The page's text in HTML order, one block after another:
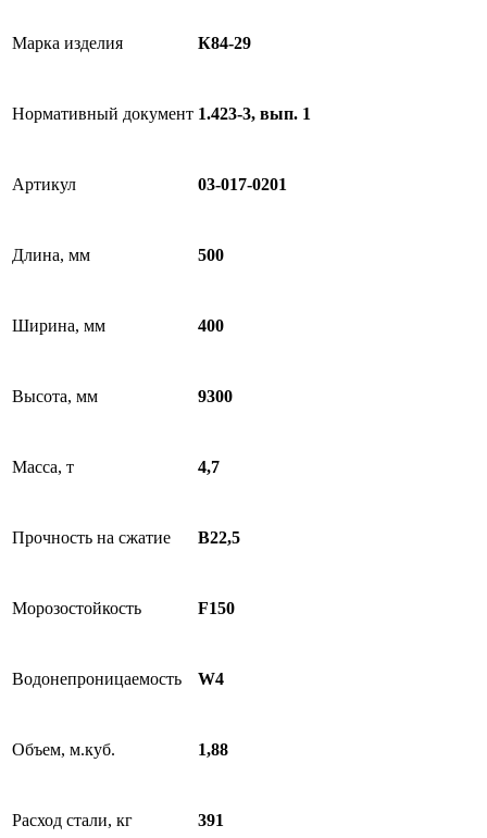
Марка изделия К84-29
Нормативный документ 1.423-3, вып. 1
Артикул 03-017-0201
Длина, мм 500
Ширина, мм 400
Высота, мм 9300
Масса, т 4,7
Прочность на сжатие В22,5
Морозостойкость F150
Водонепроницаемость W4
Объем, м.куб. 1,88
Расход стали, кг 391